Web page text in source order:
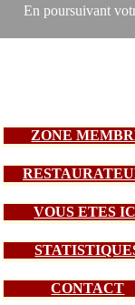
En poursuivant
ZONE
VOUS ETES
CONTACT